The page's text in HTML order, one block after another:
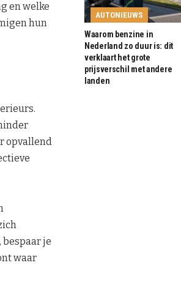
en welke
hun
opvallend
bespaar je
waar
AUTONIEUWS
Waarom benzine in
Nederland zo duur is: dit
verklaart het grote
prijsverschil met andere
landen